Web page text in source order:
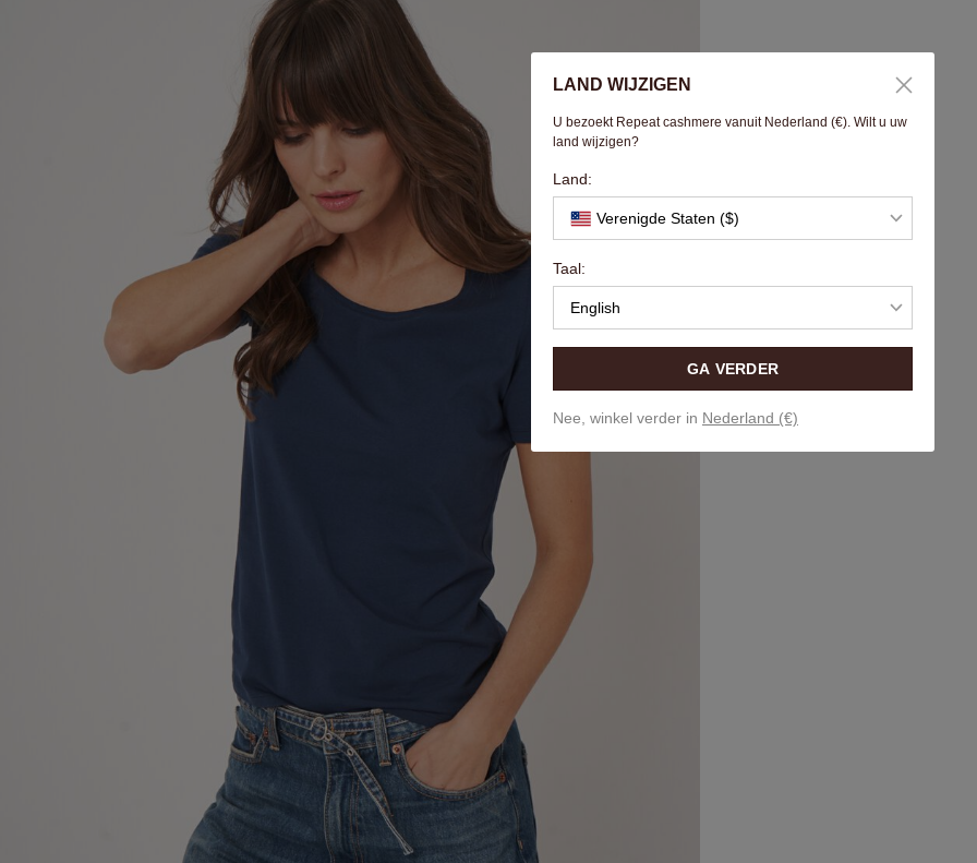
LAND WIJZIGEN
U bezoekt Repeat cashmere vanuit Nederland (€). Wilt u uw
land wijzigen?
Land:
Verenigde Staten ($)
Taal:
English
GA VERDER
Nee, winkel verder in Nederland (€)